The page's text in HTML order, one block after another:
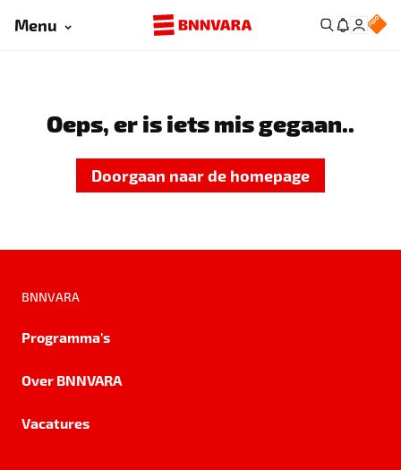
Menu
Oeps, er is iets mis gegaan..
Doorgaan naar de homepage
BNNVARA
Programma's
Over BNNVARA
Vacatures